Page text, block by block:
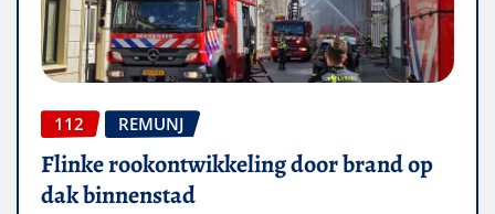
112 REMUNJ
Flinke rookontwikkeling door brand op
dak binnenstad